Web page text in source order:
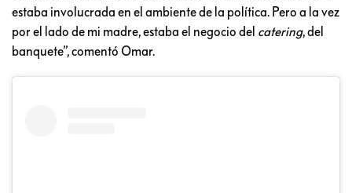
estaba involucrada en el ambiente de la política. Pero a la vez
por el lado de mi madre, estaba el negocio del catering, del
banquete”, comentó Omar.